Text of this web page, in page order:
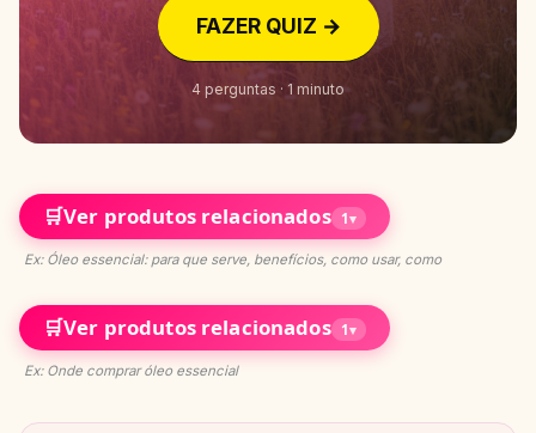
FAZER QUIZ →
4 perguntas · 1 minuto
🛒Ver produtos relacionados 1▾
Ex: Óleo essencial: para que serve, benefícios, como usar, como
🛒Ver produtos relacionados 1▾
Ex: Onde comprar óleo essencial